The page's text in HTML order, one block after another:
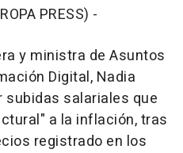
PRESS) -
y ministra de Asuntos
Digital, Nadia
subidas salariales que
a la inflación, tras
registrado en los